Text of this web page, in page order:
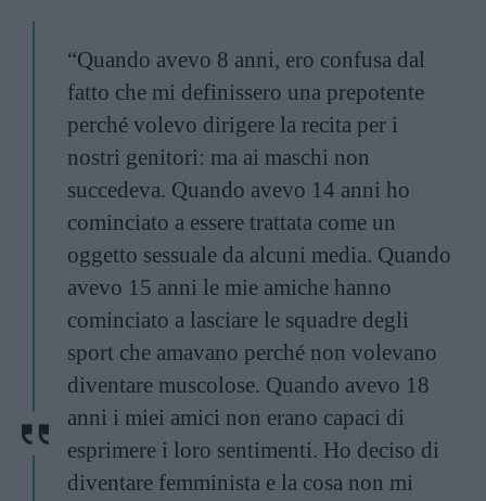
“Quando avevo 8 anni, ero confusa dal
fatto che mi definissero una prepotente
perché volevo dirigere la recita per i
nostri genitori: ma ai maschi non
succedeva. Quando avevo 14 anni ho
cominciato a essere trattata come un
oggetto sessuale da alcuni media. Quando
avevo 15 anni le mie amiche hanno
cominciato a lasciare le squadre degli
sport che amavano perché non volevano
diventare muscolose. Quando avevo 18
anni i miei amici non erano capaci di
esprimere i loro sentimenti. Ho deciso di
diventare femminista e la cosa non mi